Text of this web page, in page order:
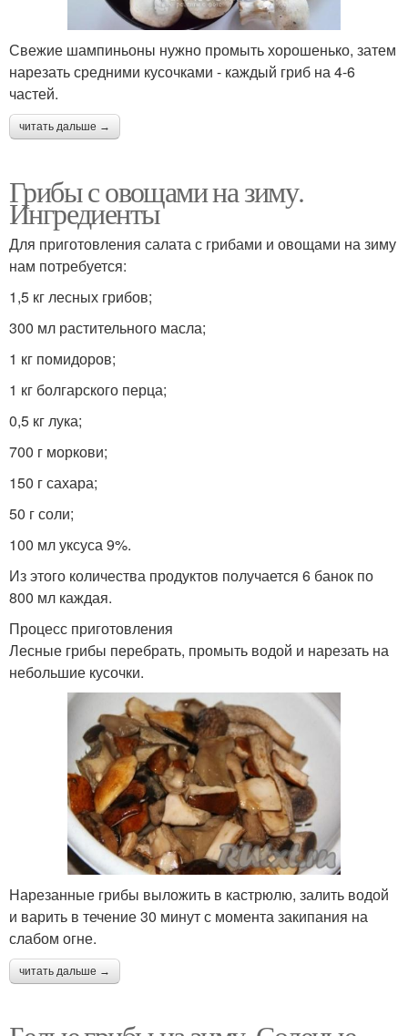
Свежие шампиньоны нужно промыть хорошенько, затем
нарезать средними кусочками - каждый гриб на 4-6
частей.
читать дальше →
Грибы с овощами на зиму.
Ингредиенты
Для приготовления салата с грибами и овощами на зиму
нам потребуется:
1,5 кг лесных грибов;
300 мл растительного масла;
1 кг помидоров;
1 кг болгарского перца;
0,5 кг лука;
700 г моркови;
150 г сахара;
50 г соли;
100 мл уксуса 9%.
Из этого количества продуктов получается 6 банок по
800 мл каждая.
Процесс приготовления
Лесные грибы перебрать, промыть водой и нарезать на
небольшие кусочки.
Нарезанные грибы выложить в кастрюлю, залить водой
и варить в течение 30 минут с момента закипания на
слабом огне.
читать дальше →